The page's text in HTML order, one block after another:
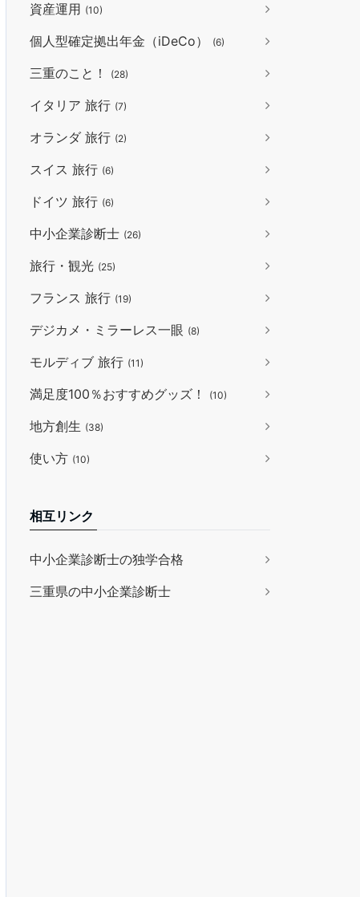
資産運用 (10)
個人型確定拠出年金（iDeCo） (6)
三重のこと！ (28)
イタリア 旅行 (7)
オランダ 旅行 (2)
スイス 旅行 (6)
ドイツ 旅行 (6)
中小企業診断士 (26)
旅行・観光 (25)
フランス 旅行 (19)
デジカメ・ミラーレス一眼 (8)
モルディブ 旅行 (11)
満足度100％おすすめグッズ！ (10)
地方創生 (38)
使い方 (10)
相互リンク
中小企業診断士の独学合格
三重県の中小企業診断士